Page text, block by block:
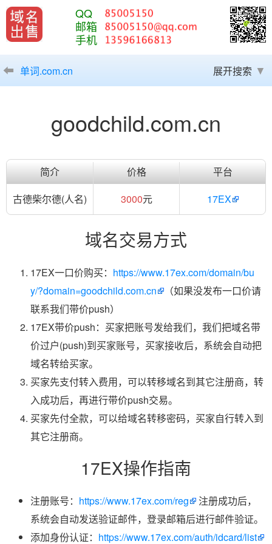
QQ
邮箱
手机
单词.com.cn 展开搜索
goodchild.com.cn
简介 价格
平台
古德柴尔德(人名)
3000元 17EX
域名交易方式
17EX一口价购买： https://www.17ex.com/domain/bu
y/?domain=goodchild.com.cn
（如果没发布一口价请
联系我们带价push）
17EX带价push：买家把账号发给我们，我们把域名带
价过户(push)到买家账号，买家接收后，系统会自动把
域名转给买家。
买家先支付转入费用，可以转移域名到其它注册商，转
入成功后，再进行带价push交易。
买家先付全款，可以给域名转移密码，买家自行转入到
其它注册商。
17EX操作指南
注册账号： https://www.17ex.com/reg
注册成功后，
系统会自动发送验证邮件，登录邮箱后进行邮件验证。
添加身份认证： https://www.17ex.com/auth/idcard/list